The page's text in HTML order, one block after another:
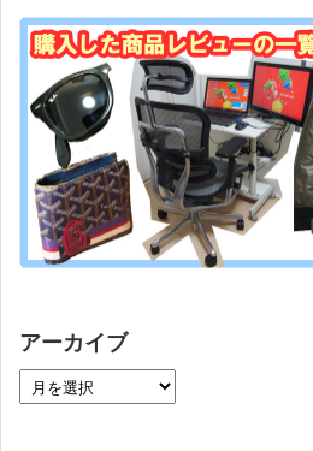
アーカイブ